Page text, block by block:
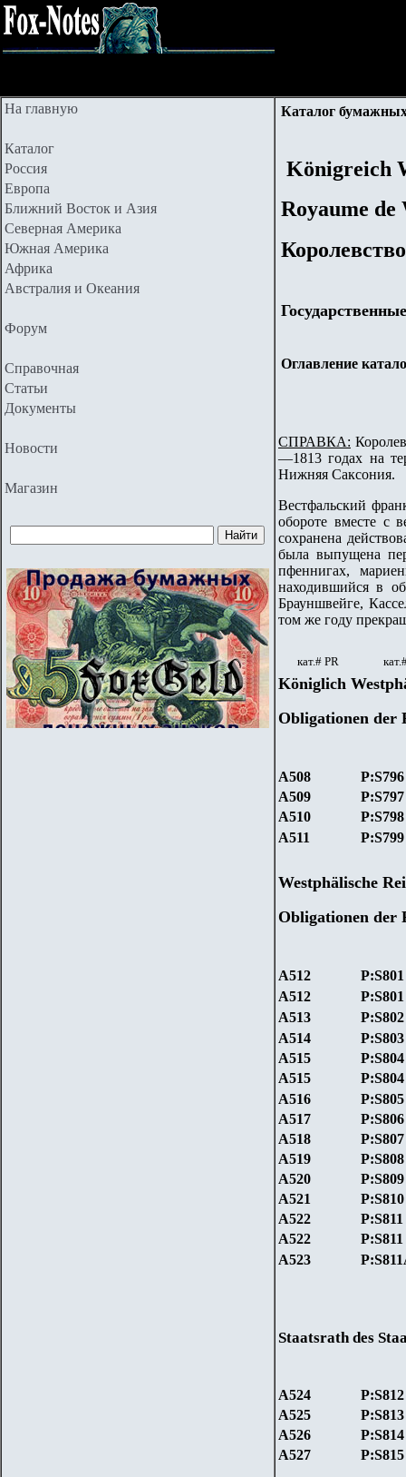
На главную
Каталог
Россия
Европа
Ближний Восток и Азия
Северная Америка
Южная Америка
Африка
Австралия и Океания
Форум
Справочная
Статьи
Документы
Новости
Магазин
Каталог
Königreich
Royaume de
Оглавление
СПРАВКА:
—1813 годах на
Нижняя Саксония.
Вестфальский
обороте вместе с
сохранена
была выпущена
пфеннигах,
находившийся в
Брауншвейге,
том же году
кат.# PR
Königlich
Obligationen der
A508
P:S796
A509
P:S797
A510
P:S798
A511
P:S799
Westphälische
Obligationen der
A512
P:S801
A512
P:S801
A513
P:S802
A514
P:S803
A515
P:S804
A515
P:S804
A516
P:S805
A517
P:S806
A518
P:S807
A519
P:S808
A520
P:S809
A521
P:S810
A522
P:S811
A522
P:S811
A523
Staatsrath des
A524
P:S812
A525
P:S813
A526
P:S814
A527
P:S815